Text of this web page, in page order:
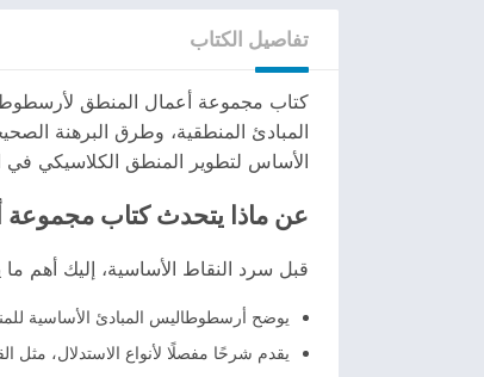
تفاصيل الكتاب
كتاب مجموعة أعمال المنطق
المبادئ المنطقية، وطرق البرهنة
الأساس لتطوير المنطق الكلاسيكي في
عن ماذا يتحدث كتاب مجموعة
قبل سرد النقاط الأساسية، إليك أهم ما
يوضح أرسطوطاليس المبادئ الأساسية
يقدم شرحًا مفصلًا لأنواع الاستدلال، مثل